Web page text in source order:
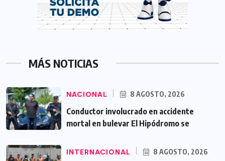
MÁS NOTICIAS
NACIONAL 8 AGOSTO, 2026
Conductor involucrado en accidente
mortal en bulevar El Hipódromo se
INTERNACIONAL 8 AGOSTO, 2026